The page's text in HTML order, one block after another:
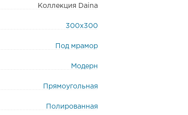
Коллекция Daina
300x300
Под мрамор
Модерн
Прямоугольная
Полированная